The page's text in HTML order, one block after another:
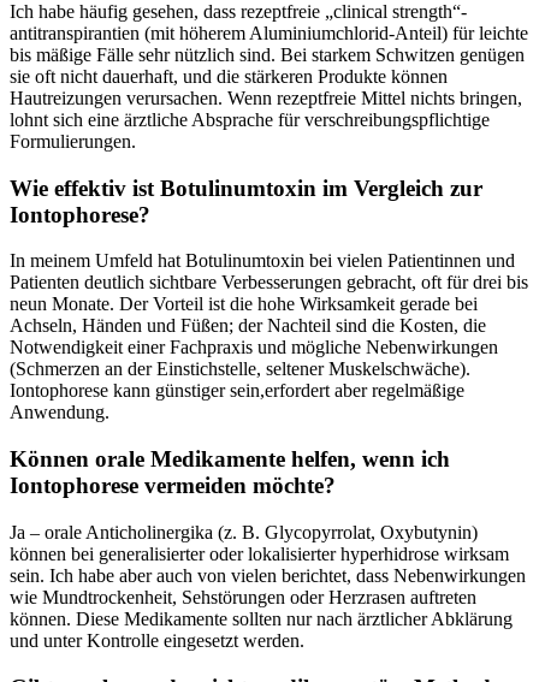
Ich habe häufig gesehen, dass rezeptfreie „clinical strength“-
antitranspirantien (mit höherem Aluminiumchlorid-Anteil) für leichte
bis ⁢mäßige⁢ Fälle sehr nützlich sind. Bei starkem ⁢Schwitzen genügen
sie oft nicht dauerhaft, und die‍ stärkeren Produkte können
Hautreizungen verursachen. Wenn rezeptfreie Mittel nichts bringen,
lohnt sich eine ärztliche Absprache für verschreibungspflichtige ​
Formulierungen.
Wie effektiv ist⁤ Botulinumtoxin im Vergleich zur
Iontophorese?
In​ meinem ⁤Umfeld hat Botulinumtoxin bei vielen‌ Patientinnen und
⁢Patienten deutlich sichtbare ⁢Verbesserungen gebracht, oft für ‍drei bis
neun ⁣Monate. Der Vorteil ist ⁤die​ hohe ⁣Wirksamkeit gerade bei
Achseln, Händen und ⁤Füßen; der Nachteil sind die Kosten, ​die
Notwendigkeit einer⁣ Fachpraxis und⁣ mögliche Nebenwirkungen
(Schmerzen an der Einstichstelle, seltener Muskelschwäche).
Iontophorese ⁤kann günstiger​ sein,erfordert aber ⁢regelmäßige
Anwendung.
Können⁤ orale Medikamente‌ helfen, wenn‌ ich
‌Iontophorese vermeiden ⁤möchte?
Ja – orale ‌Anticholinergika ‍(z. B. Glycopyrrolat, Oxybutynin)⁤
können bei generalisierter oder lokalisierter hyperhidrose⁢ wirksam
sein. Ich‍ habe aber auch von vielen berichtet, dass Nebenwirkungen
wie Mundtrockenheit,‍ Sehstörungen ⁢oder Herzrasen auftreten
können. Diese Medikamente sollten nur nach ​ärztlicher Abklärung
und unter Kontrolle‍ eingesetzt ‍werden.